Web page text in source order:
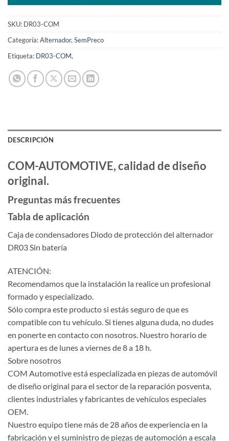
SKU: DR03-COM
Categoría:Alternador, SemPreco
Etiqueta: DR03-COM,
DESCRIPCIÓN
COM-AUTOMOTIVE, calidad de diseño
original.
Preguntas más frecuentes
Tabla de aplicación
Caja de condensadores Diodo de protección del alternador
DR03 Sin batería
ATENCIÓN:
Recomendamos que la instalación la realice un profesional
formado y especializado.
Sólo compra este producto si estás seguro de que es
compatible con tu vehículo. Si tienes alguna duda, no dudes
en ponerte en contacto con nosotros. Nuestro horario de
apertura es de lunes a viernes de 8 a 18 h.
Sobre nosotros
COM Automotive está especializada en piezas de automóvil
de diseño original para el sector de la reparación posventa,
clientes industriales y fabricantes de vehículos especiales
OEM.
Nuestro equipo tiene más de 28 años de experiencia en la
fabricación y el suministro de piezas de automoción a escala